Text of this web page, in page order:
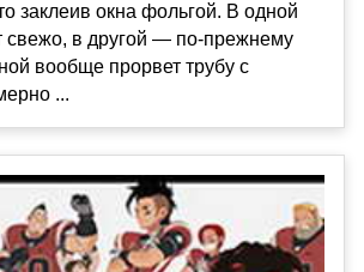
заклеив окна фольгой. В одной
свежо, в другой — по-прежнему
вообще прорвет трубу с
...